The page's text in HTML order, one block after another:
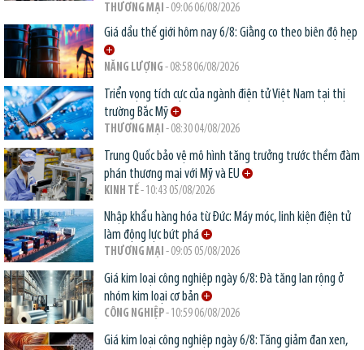
THƯƠNG MẠI - 09:06 06/08/2026
Giá dầu thế giới hôm nay 6/8: Giằng co theo biên độ hẹp
NĂNG LƯỢNG - 08:58 06/08/2026
Triển vọng tích cực của ngành điện tử Việt Nam tại thị
trường Bắc Mỹ
THƯƠNG MẠI - 08:30 04/08/2026
Trung Quốc bảo vệ mô hình tăng trưởng trước thềm đàm
phán thương mại với Mỹ và EU
KINH TẾ- 10:43 05/08/2026
Nhập khẩu hàng hóa từ Đức: Máy móc, linh kiện điện tử
làm động lực bứt phá
THƯƠNG MẠI - 09:05 05/08/2026
Giá kim loại công nghiệp ngày 6/8: Đà tăng lan rộng ở
nhóm kim loại cơ bản
CÔNG NGHIỆP- 10:59 06/08/2026
Giá kim loại công nghiệp ngày 6/8: Tăng giảm đan xen,